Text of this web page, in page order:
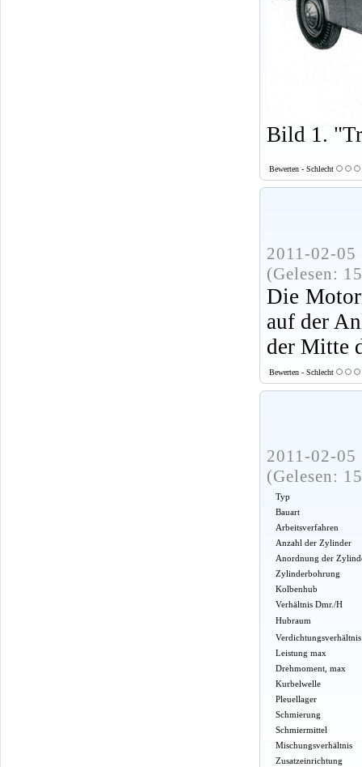
Bild 1.
Bewerten - Schlecht
2011-02-
(Gelesen:
Die
auf der
der Mitte
Bewerten - Schlecht
2011-02-
(Gelesen:
Typ
Bauart
Arbeitsverfahren
Anzahl der Zylinder
Anordnung der
Zylinderbohrung
Kolbenhub
Verhältnis Dmr./H
Hubraum
Verdichtungsverhältnis
Leistung max
Drehmoment, max
Kurbelwelle
Pleuellager
Schmierung
Schmiermittel
Mischungsverhältnis
Zusatzeinrichtung